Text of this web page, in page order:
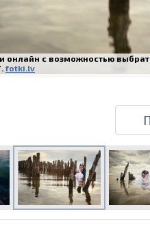
в течение 1 часа в
и виды
по всей Латвии
онлайн с возможностью
fotki.lv